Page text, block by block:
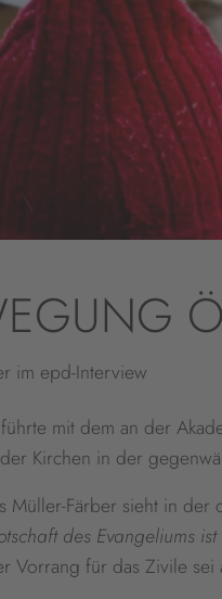
im epd-Interview
mit dem an der
Kirchen in der
Müller-Färber sieht in
des Evangeliums
Vorrang für das Zivile